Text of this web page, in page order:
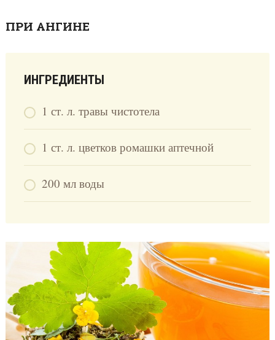
ПРИ АНГИНЕ
ИНГРЕДИЕНТЫ
1 ст. л. травы чистотела
1 ст. л. цветков ромашки аптечной
200 мл воды